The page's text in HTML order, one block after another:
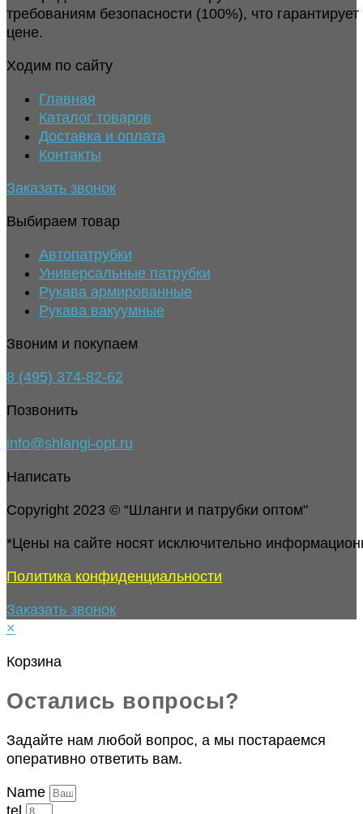
требованиям безопасности (100%), что
цене.
Ходим по сайту
Главная
Каталог товаров
Доставка и оплата
Контакты
Заказать звонок
Выбираем товар
Автопатрубки
Универсальные патрубки
Рукава армированные
Рукава вакуумные
Звоним и покупаем
8 (495) 374-82-62
Позвонить
info@shlangi-opt.ru
Написать
Copyright 2023 © “Шланги и патрубки оптом"
*Цены на сайте носят исключительно
Политика конфиденциальности
Заказать звонок
×
Корзина
Остались вопросы?
Задайте нам любой вопрос, а мы постараемся
оперативно ответить вам.
Name